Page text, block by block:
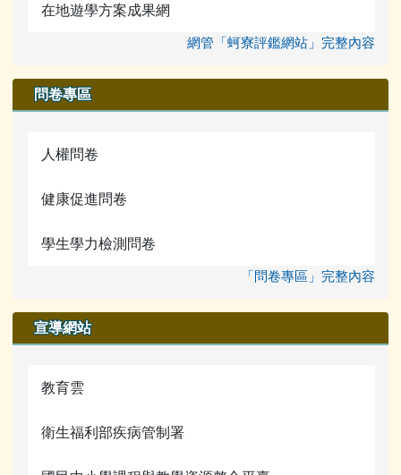
在地遊學方案成果網
網管「蚵寮評鑑網站」完整內容
問卷專區
人權問卷
健康促進問卷
學生學力檢測問卷
「問卷專區」完整內容
宣導網站
教育雲
衛生福利部疾病管制署